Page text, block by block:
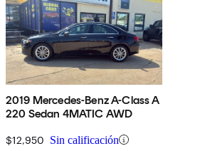
2019 Mercedes-Benz A-Class A
220 Sedan 4MATIC AWD
$12,950 Sin calificación